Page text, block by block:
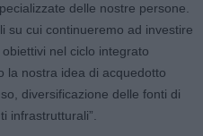
delle nostre persone.
su cui continueremo ad investire
nel ciclo integrato
la nostra idea di acquedotto
diversificazione delle fonti di
infrastrutturali”.